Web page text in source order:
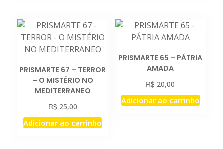
PRISMARTE 67 – TERROR
– O MISTÉRIO NO
MEDITERRANEO
R$ 25,00
Adicionar ao carrinho
PRISMARTE 65 – PÁTRIA
AMADA
R$ 20,00
Adicionar ao carrinho